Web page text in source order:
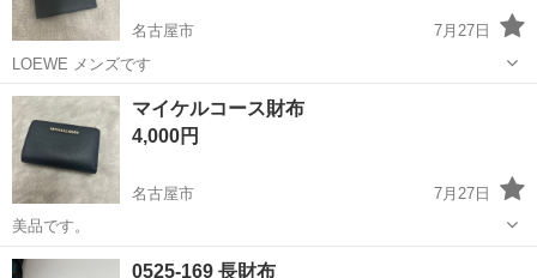
名古屋市
7月27日
LOEWE メンズです
愛知 名古屋市 LOEWE
マイケルコース財布
4,000円
名古屋市
7月27日
美品です。
愛知 名古屋市 マイケルコース
0525-169 長財布